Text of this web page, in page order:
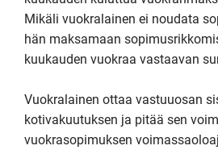
Mikäli vuokralainen ei noudata
hän maksamaan
kuukauden vuokraa vastaavan
Vuokralainen ottaa vastuuosan
kotivakuutuksen ja pitää sen
vuokrasopimuksen